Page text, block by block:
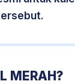
MERAH?